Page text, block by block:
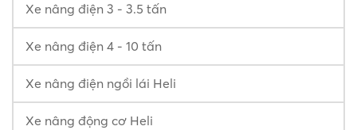
Xe nâng điện 3 - 3.5 tấn
Xe nâng điện 4 - 10 tấn
Xe nâng điện ngồi lái Heli
Xe nâng động cơ Heli